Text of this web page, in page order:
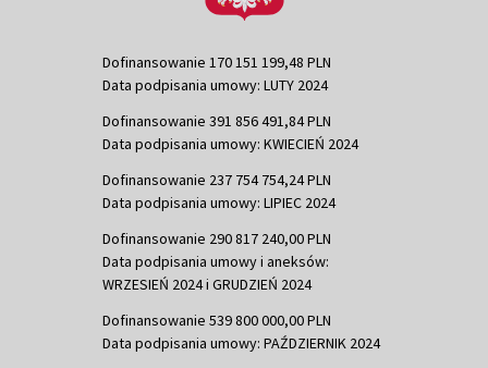
Dofinansowanie 170 151 199,48 PLN
Data podpisania umowy: LUTY 2024
Dofinansowanie 391 856 491,84 PLN
Data podpisania umowy: KWIECIEŃ 2024
Dofinansowanie 237 754 754,24 PLN
Data podpisania umowy: LIPIEC 2024
Dofinansowanie 290 817 240,00 PLN
Data podpisania umowy i aneksów:
WRZESIEŃ 2024 i GRUDZIEŃ 2024
Dofinansowanie 539 800 000,00 PLN
Data podpisania umowy: PAŹDZIERNIK 2024